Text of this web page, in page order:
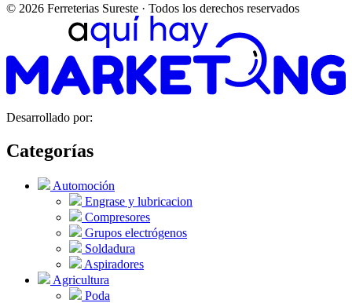
© 2026 Ferreterias Sureste · Todos los derechos reservados
Desarrollado por:
Categorías
Automoción
Engrase y lubricacion
Compresores
Grupos electrógenos
Soldadura
Aspiradores
Agricultura
Poda